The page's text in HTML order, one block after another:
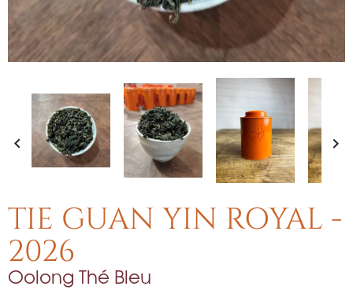
 
TIE GUAN YIN ROYAL -
2026
Oolong Thé Bleu